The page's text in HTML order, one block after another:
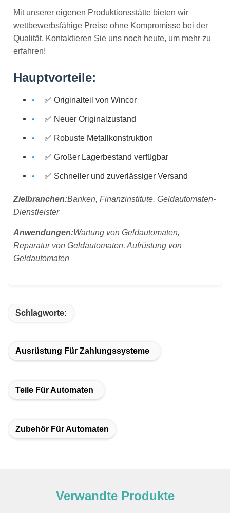
Mit unserer eigenen Produktionsstätte bieten wir
wettbewerbsfähige Preise ohne Kompromisse bei der
Qualität. Kontaktieren Sie uns noch heute, um mehr zu
erfahren!
Hauptvorteile:
✅ Originalteil von Wincor
✅ Neuer Originalzustand
✅ Robuste Metallkonstruktion
✅ Großer Lagerbestand verfügbar
✅ Schneller und zuverlässiger Versand
Zielbranchen:Banken, Finanzinstitute, Geldautomaten-
Dienstleister
Anwendungen:Wartung von Geldautomaten,
Reparatur von Geldautomaten, Aufrüstung von
Geldautomaten
Schlagworte:
Ausrüstung Für Zahlungssysteme
Teile Für Automaten
Zubehör Für Automaten
Verwandte Produkte